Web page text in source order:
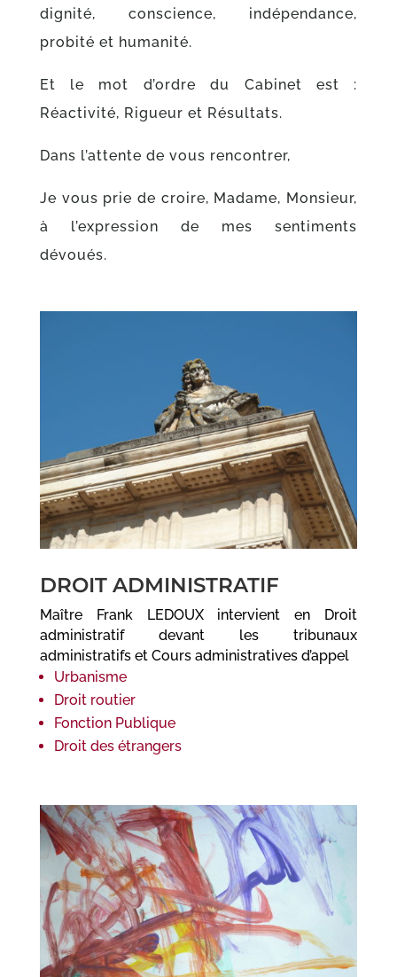
dignité, conscience, indépendance,
probité et humanité.
Et le mot d’ordre du Cabinet est :
Réactivité, Rigueur et Résultats.
Dans l’attente de vous rencontrer,
Je vous prie de croire, Madame, Monsieur,
à l’expression de mes sentiments
dévoués.
DROIT ADMINISTRATIF
Maître Frank LEDOUX intervient en Droit
administratif devant les tribunaux
administratifs et Cours administratives d’appel
Urbanisme
Droit routier
Fonction Publique
Droit des étrangers